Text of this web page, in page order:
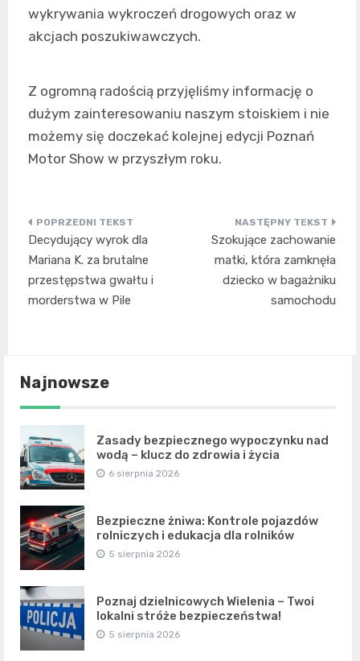
wykrywania wykroczeń drogowych oraz w
akcjach poszukiwawczych.
Z ogromną radością przyjęliśmy informację o
dużym zainteresowaniu naszym stoiskiem i nie
możemy się doczekać kolejnej edycji Poznań
Motor Show w przyszłym roku.
Nawigacja
wpisu
Decydujący wyrok dla
Mariana K. za brutalne
przestępstwa gwałtu i
morderstwa w Pile
Szokujące zachowanie
matki, która zamknęła
dziecko w bagażniku
samochodu
Najnowsze
Zasady bezpiecznego wypoczynku nad
wodą – klucz do zdrowia i życia
6 sierpnia 2026
Bezpieczne żniwa: Kontrole pojazdów
rolniczych i edukacja dla rolników
5 sierpnia 2026
Poznaj dzielnicowych Wielenia – Twoi
lokalni stróże bezpieczeństwa!
5 sierpnia 2026